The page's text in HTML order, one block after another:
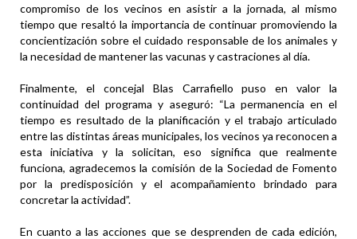
compromiso de los vecinos en asistir a la jornada, al mismo
tiempo que resaltó la importancia de continuar promoviendo la
concientización sobre el cuidado responsable de los animales y
la necesidad de mantener las vacunas y castraciones al día.
Finalmente, el concejal Blas Carrafiello puso en valor la
continuidad del programa y aseguró: “La permanencia en el
tiempo es resultado de la planificación y el trabajo articulado
entre las distintas áreas municipales, los vecinos ya reconocen a
esta iniciativa y la solicitan, eso significa que realmente
funciona, agradecemos la comisión de la Sociedad de Fomento
por la predisposición y el acompañamiento brindado para
concretar la actividad”.
En cuanto a las acciones que se desprenden de cada edición,